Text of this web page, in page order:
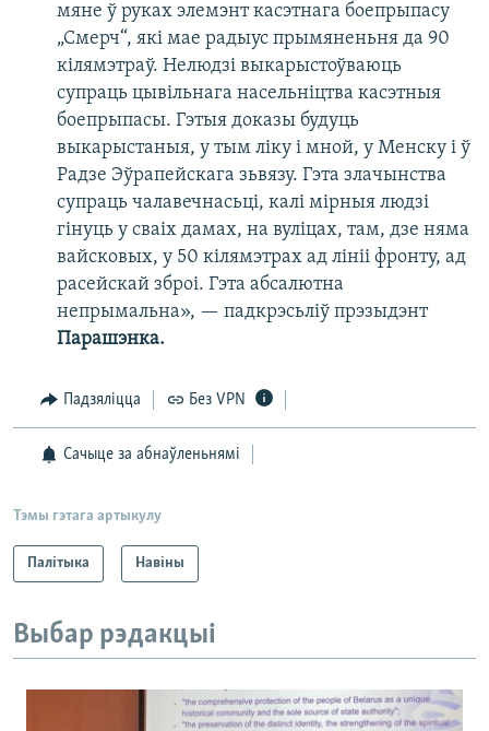
мяне ў руках элемэнт касэтнага боепрыпасу
„Смерч“, які мае радыус прымяненьня да 90
кілямэтраў. Нелюдзі выкарыстоўваюць
супраць цывільнага насельніцтва касэтныя
боепрыпасы. Гэтыя доказы будуць
выкарыстаныя, у тым ліку і мной, у Менску і ў
Радзе Эўрапейскага зьвязу. Гэта злачынства
супраць чалавечнасьці, калі мірныя людзі
гінуць у сваіх дамах, на вуліцах, там, дзе няма
вайсковых, у 50 кілямэтрах ад лініі фронту, ад
расейскай зброі. Гэта абсалютна
непрымальна», — падкрэсьліў прэзыдэнт
Парашэнка.
Падзяліцца Без VPN
Сачыце за абнаўленьнямі
Тэмы гэтага артыкулу
Палітыка Навіны
Выбар рэдакцыі